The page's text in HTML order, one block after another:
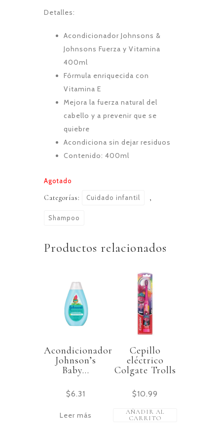
Detalles:
Acondicionador Johnsons &
Johnsons Fuerza y Vitamina
400ml
Fórmula enriquecida con
Vitamina E
Mejora la fuerza natural del
cabello y a prevenir que se
quiebre
Acondiciona sin dejar residuos
Contenido: 400ml
Agotado
Categorías: Cuidado infantil ,
Shampoo
Productos relacionados
Acondicionador
Johnson’s
Baby...
$6.31
Leer más
Cepillo
eléctrico
Colgate Trolls
$10.99
AÑADIR AL
CARRITO